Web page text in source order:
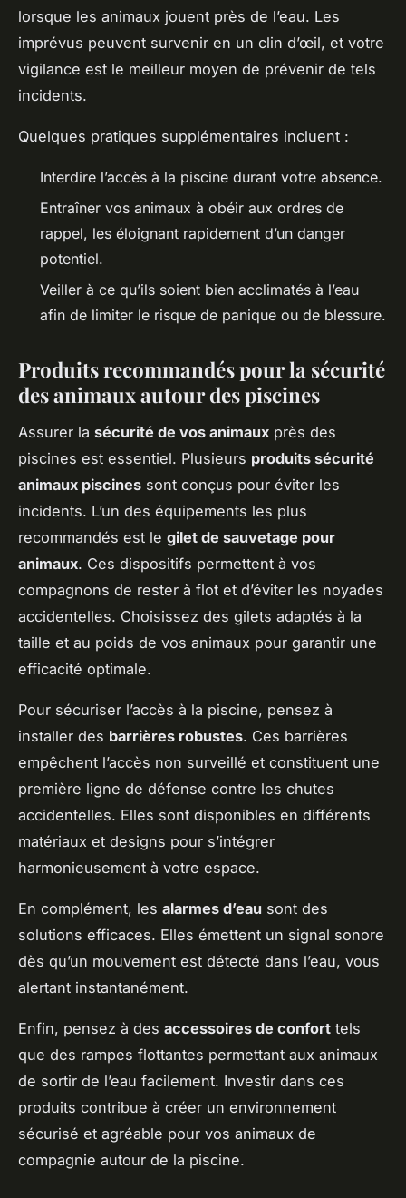
lorsque les animaux jouent près de l’eau. Les
imprévus peuvent survenir en un clin d’œil, et votre
vigilance est le meilleur moyen de prévenir de tels
incidents.
Quelques pratiques supplémentaires incluent :
Interdire l’accès à la piscine durant votre absence.
Entraîner vos animaux à obéir aux ordres de
rappel, les éloignant rapidement d’un danger
potentiel.
Veiller à ce qu’ils soient bien acclimatés à l’eau
afin de limiter le risque de panique ou de blessure.
Produits recommandés pour la sécurité
des animaux autour des piscines
Assurer la sécurité de vos animaux près des
piscines est essentiel. Plusieurs produits sécurité
animaux piscines sont conçus pour éviter les
incidents. L’un des équipements les plus
recommandés est le gilet de sauvetage pour
animaux. Ces dispositifs permettent à vos
compagnons de rester à flot et d’éviter les noyades
accidentelles. Choisissez des gilets adaptés à la
taille et au poids de vos animaux pour garantir une
efficacité optimale.
Pour sécuriser l’accès à la piscine, pensez à
installer des barrières robustes. Ces barrières
empêchent l’accès non surveillé et constituent une
première ligne de défense contre les chutes
accidentelles. Elles sont disponibles en différents
matériaux et designs pour s’intégrer
harmonieusement à votre espace.
En complément, les alarmes d’eau sont des
solutions efficaces. Elles émettent un signal sonore
dès qu’un mouvement est détecté dans l’eau, vous
alertant instantanément.
Enfin, pensez à des accessoires de confort tels
que des rampes flottantes permettant aux animaux
de sortir de l’eau facilement. Investir dans ces
produits contribue à créer un environnement
sécurisé et agréable pour vos animaux de
compagnie autour de la piscine.